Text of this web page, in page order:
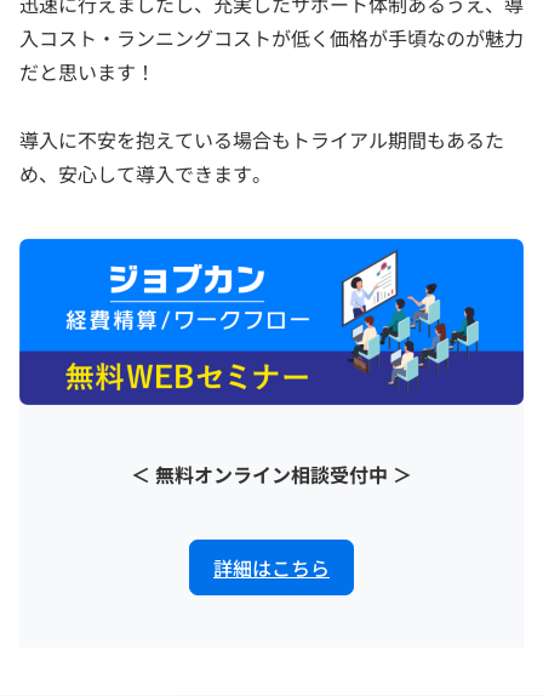
入コスト・ランニングコストが低く価格が手頃なのが魅力
だと思います！
導入に不安を抱えている場合もトライアル期間もあるた
め、安心して導入できます。
＜ 無料オンライン相談受付中 ＞
詳細はこちら